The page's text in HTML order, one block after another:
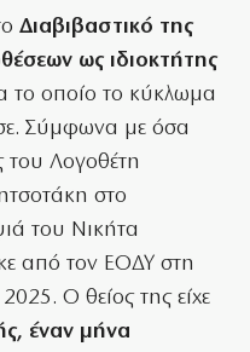
Διαβιβαστικό της
ως ιδιοκτήτης
το οποίο το κύκλωμα
Σύμφωνα με όσα
Λογοθέτη
στο
του Νικήτα
από τον ΕΟΔΥ στη
Ο θείος της είχε
έναν μήνα